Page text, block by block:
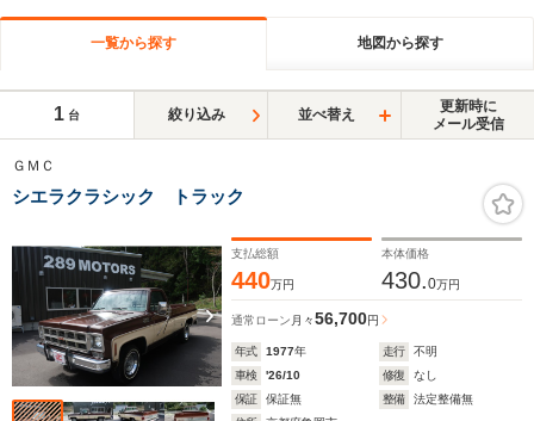
一覧から探す 地図から探す
1 台 絞り込み 並べ替え
更新時に
メール受信
ＧＭＣ
シエラクラシック トラック
支払総額
440万円
本体価格
430.0万円
通常ローン 月々56,700円
年式 1977年 走行
不明
車検
'26/10 修復
なし
保証
保証無 整備
法定整備無